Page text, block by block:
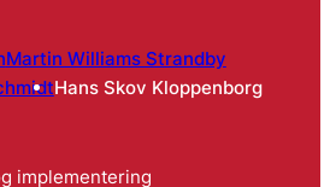
Martin Williams Strandby
Hans Skov Kloppenborg
implementering